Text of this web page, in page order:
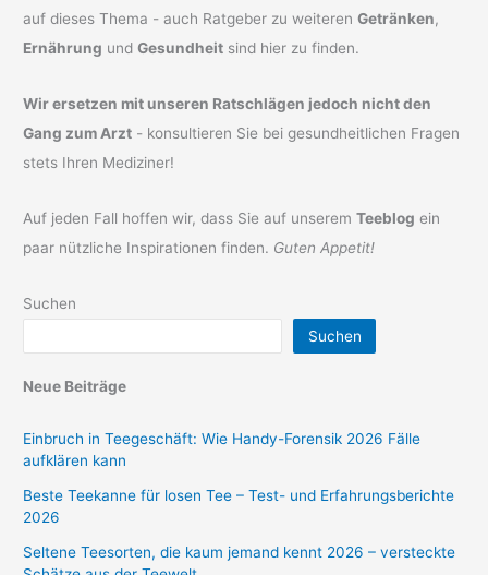
auf dieses Thema - auch Ratgeber zu weiterenGetränken,
Ernährung undGesundheit sind hier zu finden.
Wir ersetzen mit unseren Ratschlägen jedoch nicht den
Gang zum Arzt - konsultieren Sie bei gesundheitlichen Fragen
stets Ihren Mediziner!
Auf jeden Fall hoffen wir, dass Sie auf unseremTeeblog ein
paar nützliche Inspirationen finden. Guten Appetit!
Suchen
Suchen
Neue Beiträge
Einbruch in Teegeschäft: Wie Handy-Forensik 2026 Fälle
aufklären kann
Beste Teekanne für losen Tee – Test- und Erfahrungsberichte
2026
Seltene Teesorten, die kaum jemand kennt 2026 – versteckte